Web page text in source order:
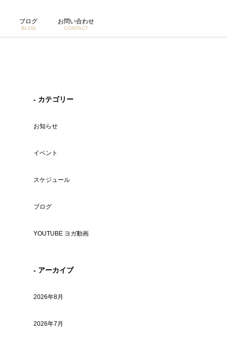
ブログ
BLOG
お問い合わせ
CONTACT
- カテゴリー
お知らせ
イベント
スケジュール
ブログ
YOUTUBE ヨガ動画
- アーカイブ
2026年8月
2026年7月